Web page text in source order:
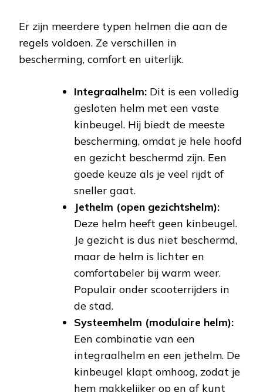
Er zijn meerdere typen helmen die aan de
regels voldoen. Ze verschillen in
bescherming, comfort en uiterlijk.
Integraalhelm: Dit is een volledig
gesloten helm met een vaste
kinbeugel. Hij biedt de meeste
bescherming, omdat je hele hoofd
en gezicht beschermd zijn. Een
goede keuze als je veel rijdt of
sneller gaat.
Jethelm (open gezichtshelm):
Deze helm heeft geen kinbeugel.
Je gezicht is dus niet beschermd,
maar de helm is lichter en
comfortabeler bij warm weer.
Populair onder scooterrijders in
de stad.
Systeemhelm (modulaire helm):
Een combinatie van een
integraalhelm en een jethelm. De
kinbeugel klapt omhoog, zodat je
hem makkelijker op en af kunt